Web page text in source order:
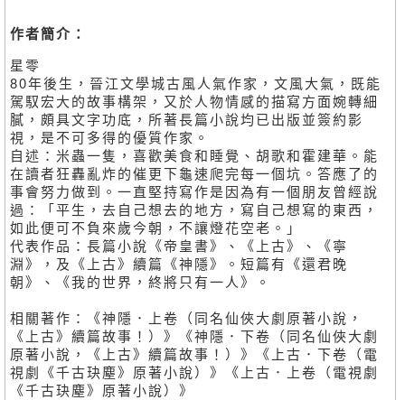
作者簡介：
星零
80年後生，晉江文學城古風人氣作家，文風大氣，既能
駕馭宏大的故事構架，又於人物情感的描寫方面婉轉細
膩，頗具文字功底，所著長篇小說均已出版並簽約影
視，是不可多得的優質作家。
自述：米蟲一隻，喜歡美食和睡覺、胡歌和霍建華。能
在讀者狂轟亂炸的催更下龜速爬完每一個坑。答應了的
事會努力做到。一直堅持寫作是因為有一個朋友曾經說
過：「平生，去自己想去的地方，寫自己想寫的東西，
如此便可不負來歲今朝，不讓燈花空老。」
代表作品：長篇小說《帝皇書》、《上古》、《寧
淵》，及《上古》續篇《神隱》。短篇有《還君晚
朝》、《我的世界，終將只有一人》。
相關著作：《神隱．上卷（同名仙俠大劇原著小說，
《上古》續篇故事！）》《神隱．下卷（同名仙俠大劇
原著小說，《上古》續篇故事！）》《上古．下卷（電
視劇《千古玦塵》原著小說）》《上古．上卷（電視劇
《千古玦塵》原著小說）》